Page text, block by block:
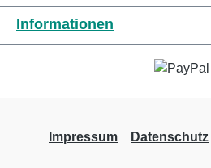
Urgolast Universal online
profitieren Sie von unserem
Versand und unserem
Informationen
Impressum Datenschutz